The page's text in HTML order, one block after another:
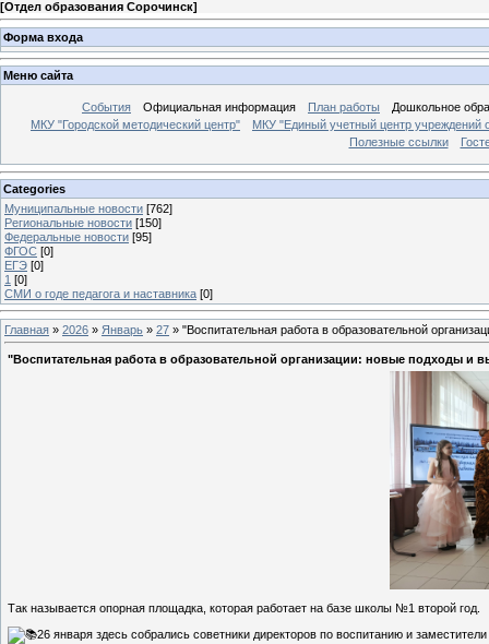
[Отдел образования Сорочинск]
Форма входа
Меню сайта
События Официальная информация План работы
Дошкольное
МКУ "Городской методический центр"
МКУ "Единый учетный центр учреждений
Полезные ссылки
Categories
Муниципальные новости [762]
Региональные новости [150]
Федеральные новости [95]
ФГОС [0]
ЕГЭ [0]
1 [0]
СМИ о годе педагога и наставника [0]
Главная » 2026 » Январь » 27 » "Воспитательная работа в образовательной
"Воспитательная работа в образовательной организации: новые подходы и
Так называется опорная площадка, которая работает на базе школы №1 второй год.
26 января здесь собрались советники директоров по воспитанию и